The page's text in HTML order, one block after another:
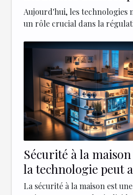
sécuriser et
dans les centres-
Aujourd'hui, les technologies
un rôle crucial dans la
Sécurité à la
la technologie peut
La sécurité à la maison est